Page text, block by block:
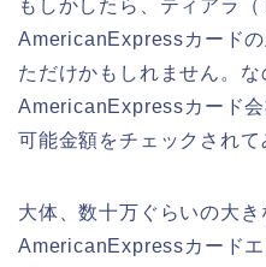
もしかしたら、ティアラ
AmericanExpressカード
ただけかもしれません。な
AmericanExpressカード
可能金額をチェックされ
大体、数十万ぐらいの大き
AmericanExpressカード